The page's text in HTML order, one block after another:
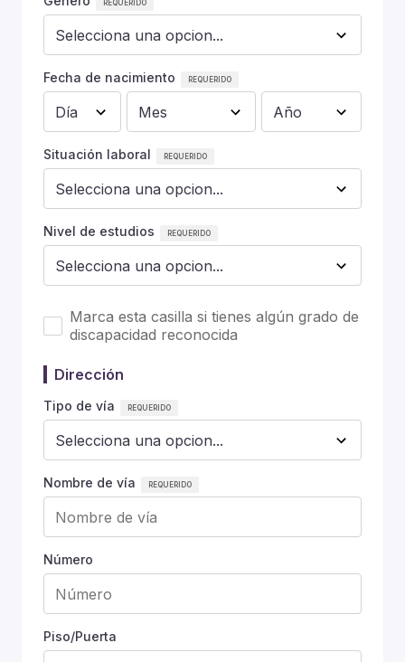
Fecha de nacimiento
Situación laboral
Nivel de estudios
Marca esta casilla si tienes algún grado de
discapacidad reconocida
Dirección
Tipo de vía
Nombre de vía
Número
Piso/Puerta